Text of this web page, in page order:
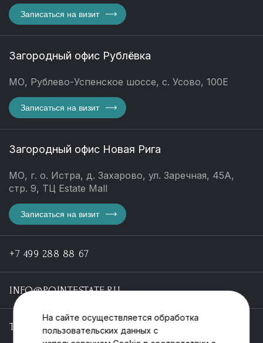
Записаться на визит
Загородный офис Рублёвка
МО, Рублево-Успенское шоссе, с. Усово, 100Е
Записаться на визит
Загородный офис Новая Рига
МО, г. о. Истра, д. Захарово, ул. Заречная, 45А,
стр. 9, ТЦ Estate Mall
Записаться на визит
+7 499 288 88 67
INFO@POINTESTATE.RU
TELEGRAM
На сайте осуществляется обработка
пользовательских данных с